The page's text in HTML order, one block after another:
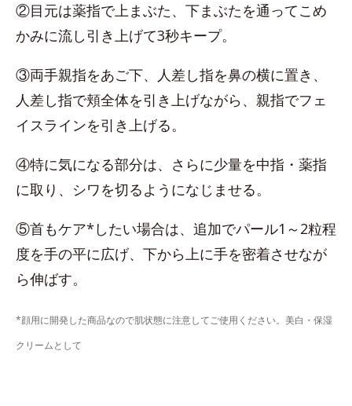
②目元は薬指で上まぶた、下まぶたを通ってこめ
かみに流し引き上げて3秒キープ。
③両手親指をあご下、人差し指を鼻の横に置き、
人差し指で頬全体を引き上げながら、親指でフェ
イスラインを引き上げる。
④特に気になる部分は、さらに少量を中指・薬指
に取り、シワを切るようになじませる。
⑤首もケア*したい場合は、追加でパール1～2粒程
度を手の平に広げ、下から上に手を密着させなが
ら伸ばす。
*顔用に開発した商品なので肌状態に注意してご使用ください。美白・保湿
クリームとして